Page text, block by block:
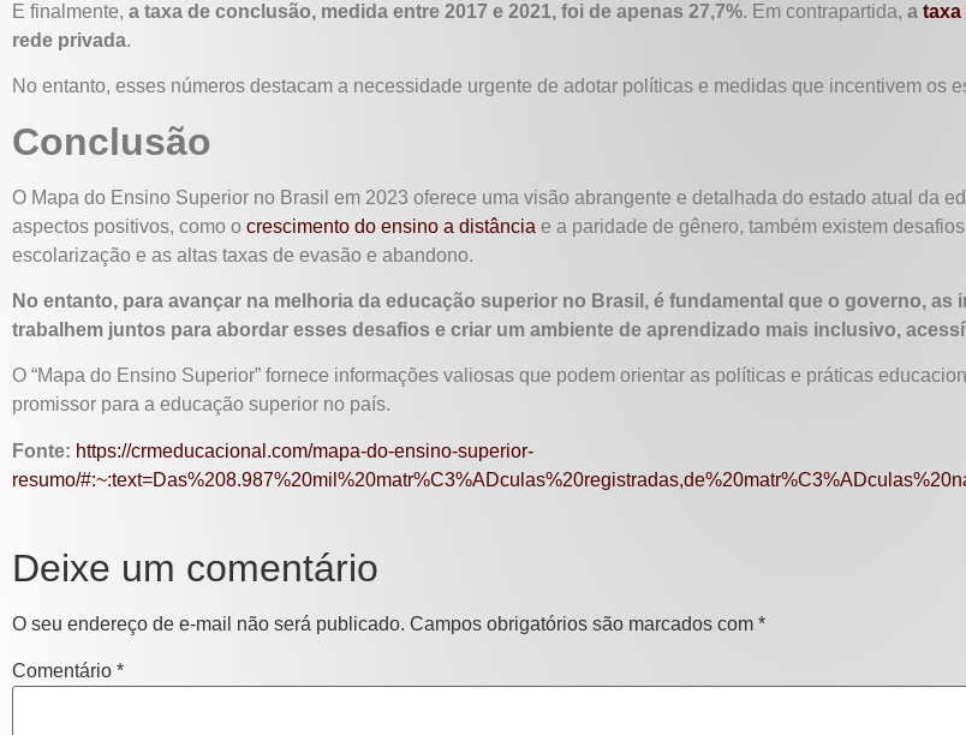
E finalmente, a taxa de conclusão, medida entre 2017 e 2021, foi de apenas 27,7%. Em contrapartida, a taxa
rede privada.
No entanto, esses números destacam a necessidade urgente de adotar políticas e medidas que incentivem os
Conclusão
O Mapa do Ensino Superior no Brasil em 2023 oferece uma visão abrangente e detalhada do estado atual da
aspectos positivos, como o crescimento do ensino a distância e a paridade de gênero, também existem
escolarização e as altas taxas de evasão e abandono.
No entanto, para avançar na melhoria da educação superior no Brasil, é fundamental que o governo,
trabalhem juntos para abordar esses desafios e criar um ambiente de aprendizado mais inclusivo,
O “Mapa do Ensino Superior” fornece informações valiosas que podem orientar as políticas e práticas
promissor para a educação superior no país.
Fonte: https://crmeducacional.com/mapa-do-ensino-superior-
resumo/
Deixe um comentário
O seu endereço de e-mail não será publicado. Campos obrigatórios são marcados com *
Comentário *